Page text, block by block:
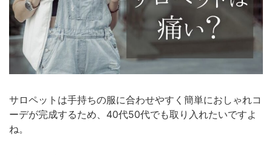
サロペットは手持ちの服に合わせやすく簡単におしゃれコ
ーデが完成するため、40代50代でも取り入れたいですよ
ね。